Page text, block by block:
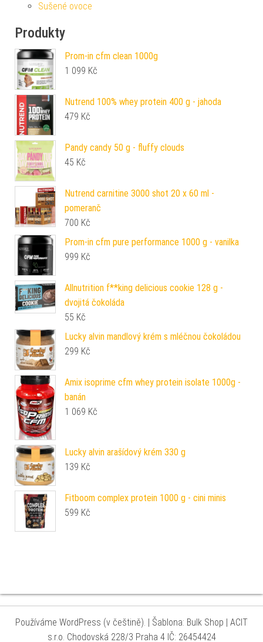
Sušené ovoce
Produkty
Prom-in cfm clean 1000g
1 099 Kč
Nutrend 100% whey protein 400 g - jahoda
479 Kč
Pandy candy 50 g - ​fluffy clouds
45 Kč
Nutrend carnitine 3000 shot 20 x 60 ml -
pomeranč
700 Kč
Prom-in cfm pure performance 1000 g - vanilka
999 Kč
Allnutrition f**king delicious cookie 128 g -
dvojitá čokoláda
55 Kč
Lucky alvin mandlový krém s mléčnou čokoládou
299 Kč
Amix isoprime cfm whey protein isolate 1000g -
banán
1 069 Kč
Lucky alvin arašídový krém 330 g
139 Kč
Fitboom complex protein 1000 g - cini minis
599 Kč
Používáme WordPress (v češtině). | Šablona: Bulk Shop | ACIT
s.r.o. Chodovská 228/3 Praha 4 IČ: 26454424